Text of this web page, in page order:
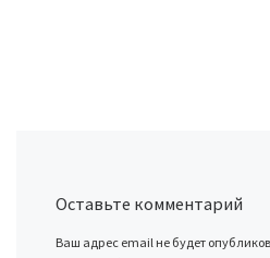
Оставьте комментарий
Ваш адрес email не будет